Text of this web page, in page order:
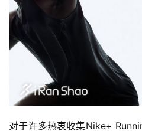
装
频
对于许多热衷收集Nike+